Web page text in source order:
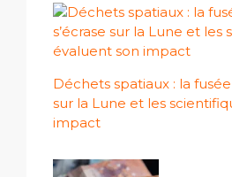
Déchets spatiaux : la fusée
sur la Lune et les
impact